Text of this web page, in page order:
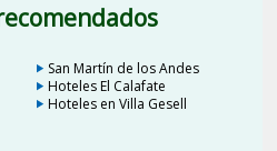
San Martín de los Andes
Hoteles El Calafate
Hoteles en Villa Gesell